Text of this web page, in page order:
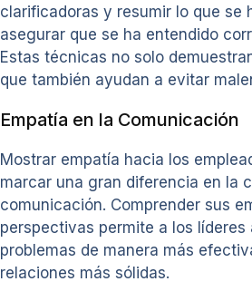
clarificadoras y resumir lo que se
asegurar que se ha entendido
Estas técnicas no solo
que también ayudan a evitar
Empatía en la Comunicación
Mostrar empatía hacia los
marcar una gran diferencia en la
comunicación. Comprender sus
perspectivas permite a los líderes
problemas de manera más
relaciones más sólidas.